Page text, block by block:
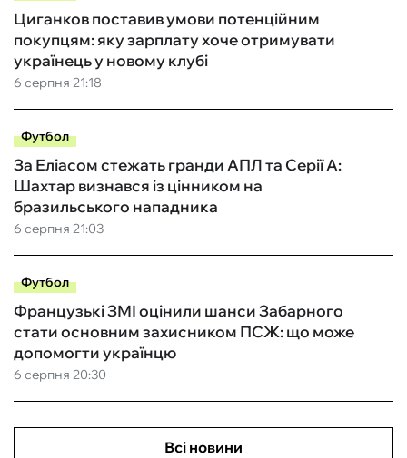
6 серпня 21:18
Циганков поставив умови потенційним
покупцям: яку зарплату хоче отримувати
українець у новому клубі
Футбол
6 серпня 21:03
За Еліасом стежать гранди АПЛ та Серії А:
Шахтар визнався із цінником на
бразильського нападника
Футбол
6 серпня 20:30
Французькі ЗМІ оцінили шанси Забарного
стати основним захисником ПСЖ: що може
допомогти українцю
Всі новини